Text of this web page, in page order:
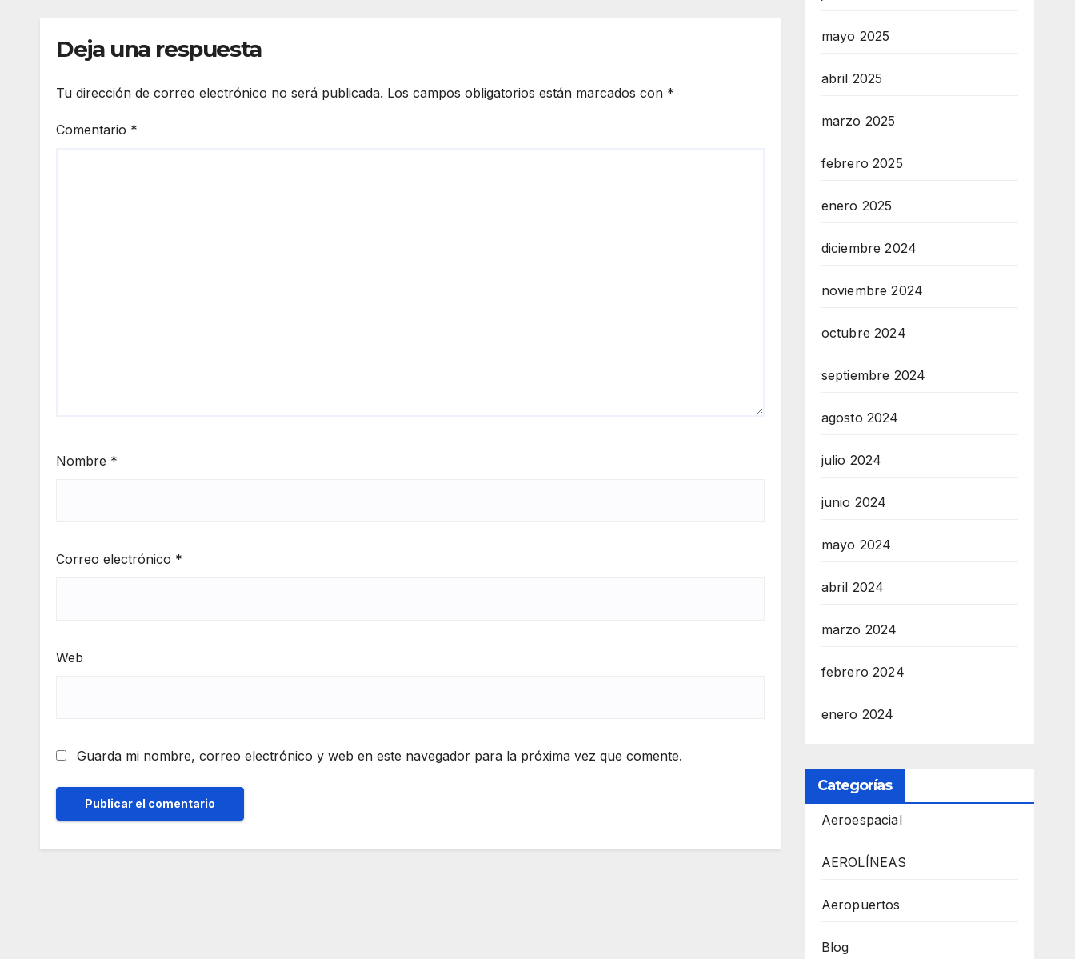
Deja una respuesta
Tu dirección de correo electrónico no será publicada. Los campos obligatorios están marcados con *
Comentario *
Nombre *
Correo electrónico *
Web
Guarda mi nombre, correo electrónico y web en este navegador para la próxima vez que comente.
mayo 2025
abril 2025
marzo 2025
febrero 2025
enero 2025
diciembre 2024
noviembre 2024
octubre 2024
septiembre 2024
agosto 2024
julio 2024
junio 2024
mayo 2024
abril 2024
marzo 2024
febrero 2024
enero 2024
Categorías
Aeroespacial
AEROLÍNEAS
Aeropuertos
Blog